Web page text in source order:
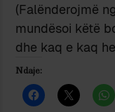
(Falënderojmë
mundësoi këtë
dhe kaq e kaq
Ndaje: